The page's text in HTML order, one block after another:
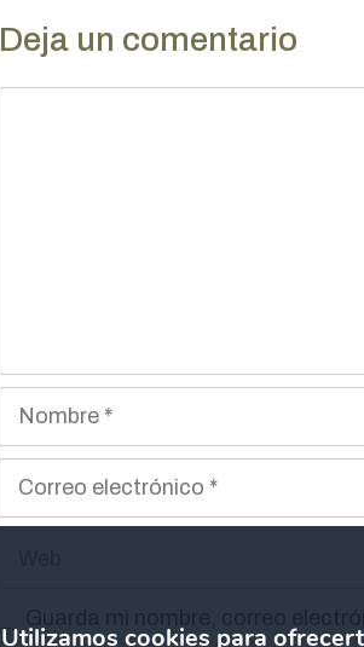
Deja un comentario
Nombre
Correo
Utilizamos cookies para